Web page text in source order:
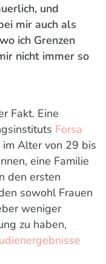
und
mir auch als
ich Grenzen
nicht immer so
Fakt. Eine
Forsa
Alter von 29 bis
eine Familie
den ersten
sowohl Frauen
weniger
zu haben,